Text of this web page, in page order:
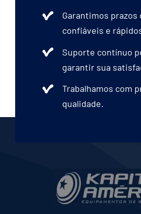
Garantimos prazos
confiáveis e
Suporte contínuo
garantir sua
Trabalhamos com
qualidade.